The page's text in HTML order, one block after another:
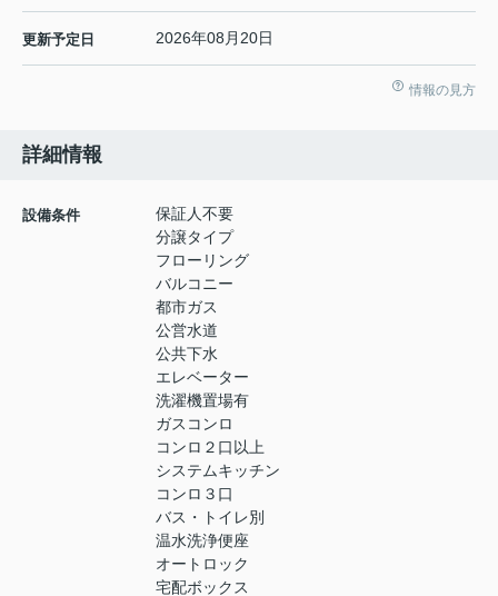
更新予定日 2026年08月20日
情報の見方
詳細情報
設備条件
保証人不要
分譲タイプ
フローリング
バルコニー
都市ガス
公営水道
公共下水
エレベーター
洗濯機置場有
ガスコンロ
コンロ２口以上
システムキッチン
コンロ３口
バス・トイレ別
温水洗浄便座
オートロック
宅配ボックス